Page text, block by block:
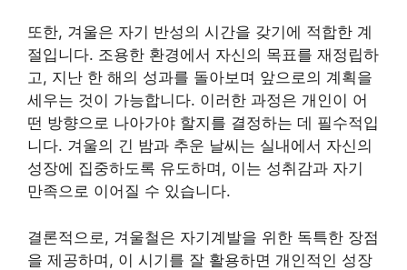
또한, 겨울은 자기 반성의 시간을 갖기에 적합한 계
절입니다. 조용한 환경에서 자신의 목표를 재정립하
고, 지난 한 해의 성과를 돌아보며 앞으로의 계획을
세우는 것이 가능합니다. 이러한 과정은 개인이 어
떤 방향으로 나아가야 할지를 결정하는 데 필수적입
니다. 겨울의 긴 밤과 추운 날씨는 실내에서 자신의
성장에 집중하도록 유도하며, 이는 성취감과 자기
만족으로 이어질 수 있습니다.
결론적으로, 겨울철은 자기계발을 위한 독특한 장점
을 제공하며, 이 시기를 잘 활용하면 개인적인 성장